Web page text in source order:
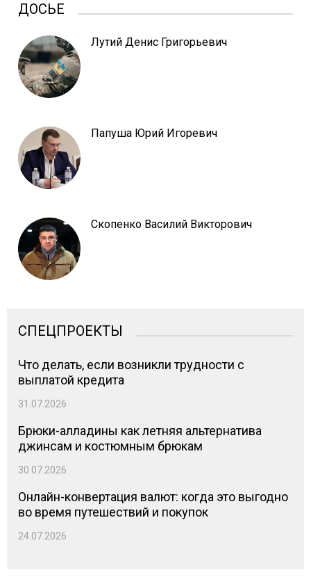
ДОСЬЕ
Лутий Денис Григорьевич
Папуша Юрий Игоревич
Скопенко Василий Викторович
СПЕЦПРОЕКТЫ
Что делать, если возникли трудности с
выплатой кредита
31.07.2026
Брюки-алладины как летняя альтернатива
джинсам и костюмным брюкам
30.07.2026
Онлайн-конвертация валют: когда это выгодно
во время путешествий и покупок
24.07.2026